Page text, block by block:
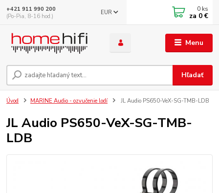
Menu
EUR
Hľadať
+421 911 990 200
(Po-Pia, 8-16 hod.)
0 ks
za 0 €
Úvod MARINE Audio - ozvučenie lodí JL Audio PS650-VeX-SG-TMB-LDB
JL Audio PS650-VeX-SG-TMB-
LDB